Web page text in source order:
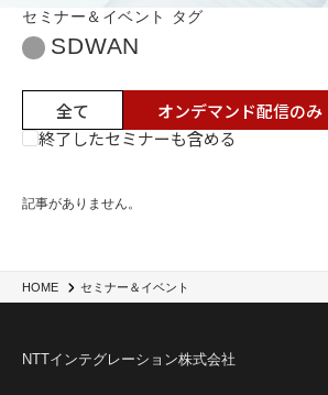
HOME セミナー＆イベント
セミナー＆イベント タグ
SDWAN
全て
オンデマンド配信のみ
終了したセミナーも含める
記事がありません。
NTTインテグレーション株式会社